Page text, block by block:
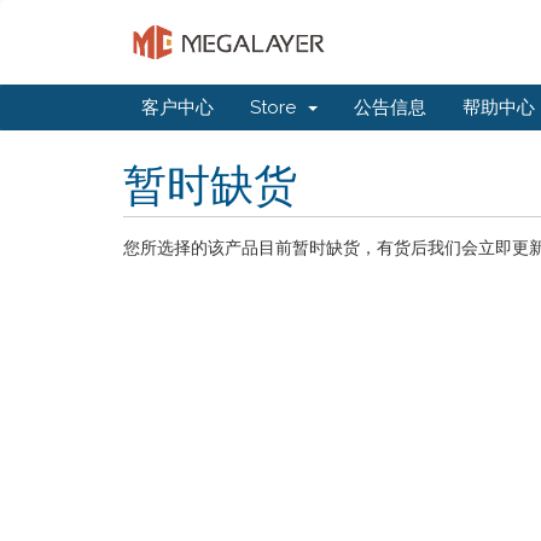
客户中心 Store 公告信息 帮助中心
暂时缺货
您所选择的该产品目前暂时缺货，有货后我们会立即更